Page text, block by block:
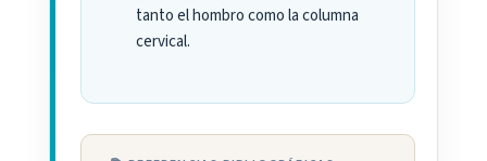
tanto el hombro como la columna
cervical.